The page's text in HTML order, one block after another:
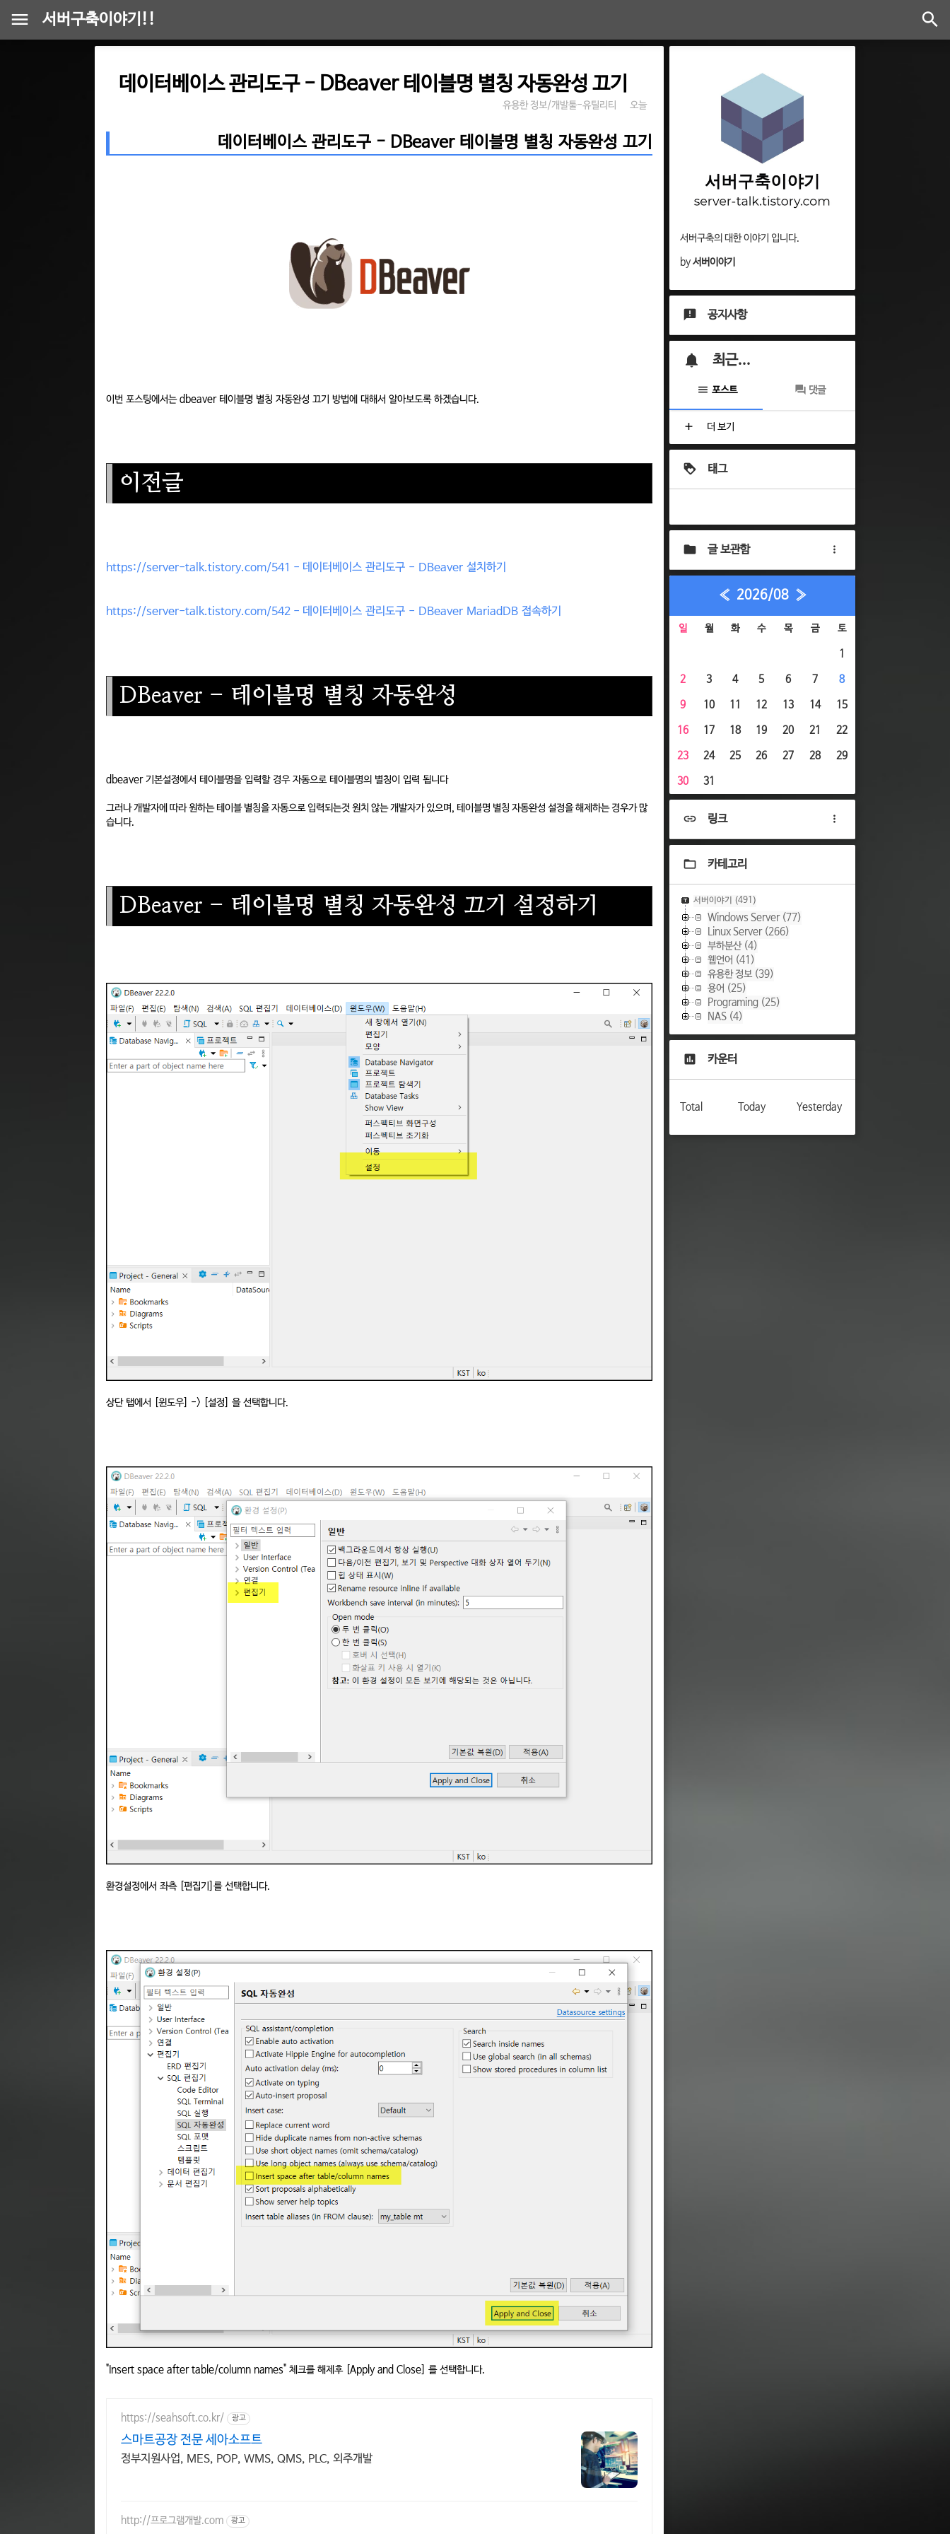
서버구축이야기!!
데이터베이스 관리도구 - DBeaver 테이블명 별칭 자동완성 끄기
유용한 정보/개발툴-유틸리티 오늘
데이터베이스 관리도구 - DBeaver 테이블명 별칭 자동완성 끄기
이번 포스팅에서는 dbeaver 테이블명 별칭 자동완성 끄기 방법에 대해서 알아보도록 하겠습니다.
이전글
https://server-talk.tistory.com/541 - 데이터베이스 관리도구 - DBeaver 설치하기
https://server-talk.tistory.com/542 - 데이터베이스 관리도구 - DBeaver MariadDB 접속하기
DBeaver - 테이블명 별칭 자동완성
dbeaver 기본설정에서 테이블명을 입력할 경우 자동으로 테이블명의 별칭이 입력 됩니다
그러나 개발자에 따라 원하는 테이블 별칭을 자동으로 입력되는것 원치 않는 개발자가 있으며, 테이블명 별칭 자동완성 설정을 해제하는 경우가 많
습니다.
DBeaver - 테이블명 별칭 자동완성 끄기 설정하기
상단 탭에서 [윈도우] -> [설정] 을 선택합니다.
환경설정에서 좌측 [편집기]를 선택합니다.
"Insert space after table/column names" 체크를 해제후 [Apply and Close] 를 선택합니다.
https://seahsoft.co.kr/ 광고
스마트공장 전문 세아소프트
정부지원사업, MES, POP, WMS, QMS, PLC, 외주개발
http://프로그램개발.com 광고
서버구축의 대한 이야기 입니다.
by서버이야기
공지사항
최근...
포스트 댓글
더 보기
태그
글 보관함
« 2026/08 »
일 월 화 수 목 금 토
1
2 3 4 5 6 7 8
9 10 11 12 13 14 15
16 17 18 19 20 21 22
23 24 25 26 27 28 29
30 31
링크
카테고리
서버이야기 (491)
Windows Server(77)
Linux Server(266)
부하분산(4)
웹언어 (41)
유용한 정보(39)
용어 (25)
Programing (25)
NAS (4)
카운터
Total Today Yesterday